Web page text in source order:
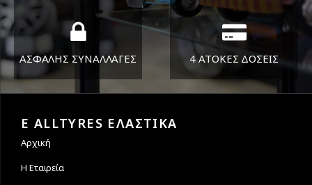
ΑΣΦΑΛΗΣ ΣΥΝΑΛΛΑΓΕΣ 4 ΑΤΟΚΕΣ ΔΟΣΕΙΣ
E ALLTYRES ΕΛΑΣΤΙΚΑ
Αρχική
Η Εταιρεία